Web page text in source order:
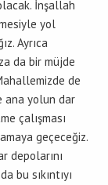
İnşallah
yol
Ayrıca
da bir müjde
de
ana yolun dar
çalışması
geçeceğiz.
depolarını
bu sıkıntıyı